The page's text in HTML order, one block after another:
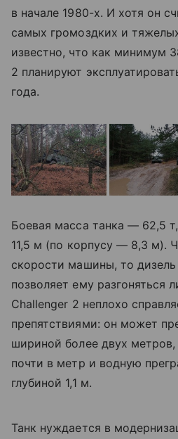
в начале 1980-х. И хотя он
самых громоздких и
известно, что как минимум
2 планируют
года.
Боевая масса танка —62,5
11,5 м (по корпусу —8,3 м).
скорости машины, то
позволяет ему разгоняться
Challenger 2 неплохо
препятствиями: он может
шириной более двух метров,
почти в метр и водную
глубиной 1,1 м.
Танк нуждается в